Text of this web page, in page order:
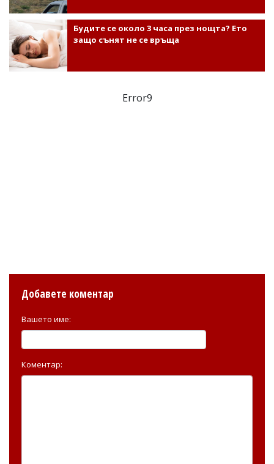
Будите се около 3 часа през нощта? Ето
защо сънят не се връща
Error9
Добавете коментар
Вашето име:
Коментар: